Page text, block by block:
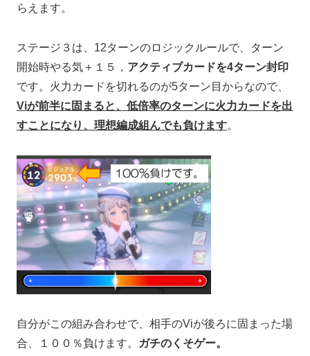
らえます。
ステージ３は、12ターンのロジックルールで、ターン
開始時やる気＋１５， アクティブカードを4ターン封印
です。火力カードを切れるのが5ターン目からなので、
Viが前半に固まると、低倍率のターンに火力カードを出
すことになり、理想編成組んでも負けます。
自分がこの組み合わせで、相手のViが後ろに固まった場
合、１００％負けます。
ガチのくそゲー。